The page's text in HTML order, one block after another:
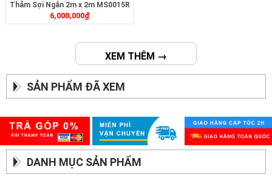
Thảm Sợi Ngắn 2m x 2m MS0015R
6,000,000₫
XEM THÊM →
SẢN PHẨM ĐÃ XEM
DANH MỤC SẢN PHẨM